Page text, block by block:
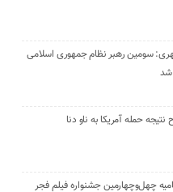
سومین رهبر نظام جمهوری اسلامی
شد
چهل‌وچهارمین جشنواره فیلم فجر